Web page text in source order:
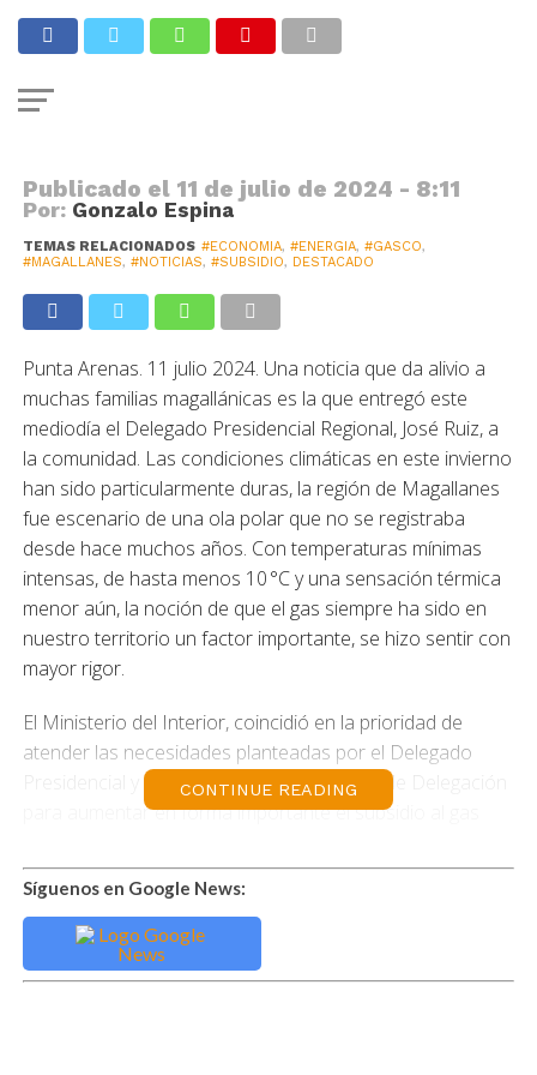
NOTICIAS
Aumentan beneficiarios y montos
de subsidio al gas natural
Publicado el 11 de julio de 2024 - 8:11
Por: Gonzalo Espina
TEMAS RELACIONADOS #ECONOMIA, #ENERGIA, #GASCO,
#MAGALLANES, #NOTICIAS, #SUBSIDIO, DESTACADO
Punta Arenas. 11 julio 2024. Una noticia que da alivio a
muchas familias magallánicas es la que entregó este
mediodía el Delegado Presidencial Regional, José Ruiz, a
la comunidad. Las condiciones climáticas en este invierno
han sido particularmente duras, la región de Magallanes
fue escenario de una ola polar que no se registraba
desde hace muchos años. Con temperaturas mínimas
intensas, de hasta menos 10 °C y una sensación térmica
menor aún, la noción de que el gas siempre ha sido en
nuestro territorio un factor importante, se hizo sentir con
mayor rigor.
El Ministerio del Interior, coincidió en la prioridad de
atender las necesidades planteadas por el Delegado
Presidencial y el área de Desarrollo Social de Delegación
para aumentar en forma importante el subsidio al gas
cifras desde el año 2006.
Ruiz, junto a la Presidenta de la Unión Comunal de Juntas
de Vecinos, Hernando de Magallanes, Raquel Álvarez y
dos de sus directivos, informó sobre esta medida que
CONTINUE READING
Síguenos en Google News: